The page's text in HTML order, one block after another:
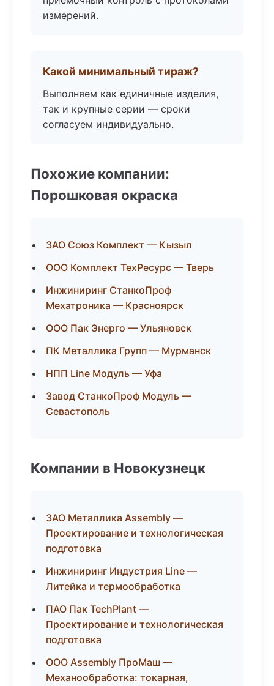
измерений.
Какой минимальный тираж?
Выполняем как единичные изделия,
так и крупные серии — сроки
согласуем индивидуально.
Похожие компании:
Порошковая окраска
ЗАО Союз Комплект — Кызыл
ООО Комплект ТехРесурс — Тверь
Инжиниринг СтанкоПроф
Мехатроника — Красноярск
ООО Пак Энерго — Ульяновск
ПК Металлика Групп — Мурманск
НПП Line Модуль — Уфа
Завод СтанкоПроф Модуль —
Севастополь
Компании в Новокузнецк
ЗАО Металлика Assembly —
Проектирование и технологическая
подготовка
Инжиниринг Индустрия Line —
Литейка и термообработка
ПАО Пак TechPlant —
Проектирование и технологическая
подготовка
ООО Assembly ПроМаш —
Механообработка: токарная,